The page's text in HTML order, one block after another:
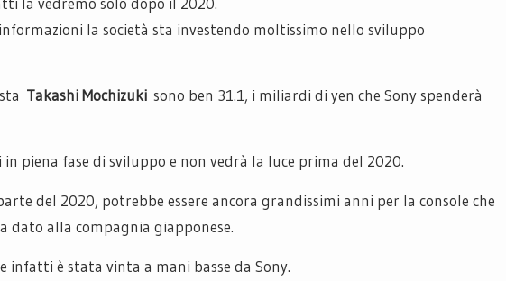
la società sta investendo moltissimo nello sviluppo
Takashi Mochizuki sono ben 31.1, i miliardi di yen che Sony spenderà
in piena fase di sviluppo e non vedrà la luce prima del 2020.
del 2020, potrebbe essere ancora grandissimi anni per la console che
dato alla compagnia giapponese.
infatti è stata vinta a mani basse da Sony.